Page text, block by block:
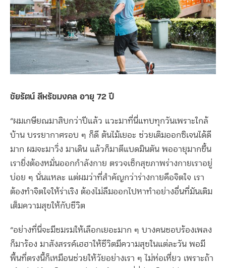
ชัยรัตน์ สีหรัชมงคล อายุ 72 ปี
“ผมเกษียณมาสิบกว่าปีแล้ว แวะมาที่นี่แทบทุกวันเพราะใกล้
บ้าน บรรยากาศรอบ ๆ ก็ดี ต้นไม้เยอะ ช่วยเติมออกซิเจนได้ดี
มาก ผมจะมาวิ่ง มาเดิน แล้วก็มาตีแบดมินตัน พออายุมากขึ้น
เรายิ่งต้องหมั่นออกกำลังกาย ตรวจเช็กสุขภาพร่างกายเราอยู่
บ่อย ๆ นั่นแหละ แต่ผมว่าที่สำคัญกว่าร่างกายคือจิตใจ เรา
ต้องทำจิตใจให้ร่าเริง ต้องไม่ลืมออกไปหาทำอย่างอื่นที่มันเติม
เต็มความสุขให้กับชีวิต
“อย่างที่นี่จะมีชมรมให้เลือกเยอะมาก ๆ บางคนชอบร้องเพลง
ก็มาร้อง มาสังสรรค์เฮฮาให้ชีวิตมีความสุขในแต่ละวัน พอมี
พื้นที่ตรงนี้ก็เหมือนช่วยให้วัยอย่างเรา ๆ ไม่ห่อเหี่ยว เพราะถ้า